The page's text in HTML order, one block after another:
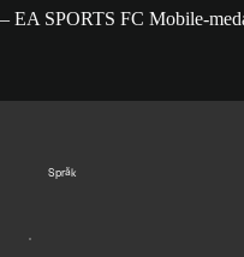
– EA SPORTS FC Mobile-
Språk